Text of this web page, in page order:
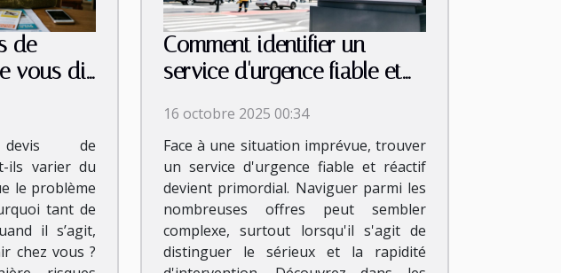
de
vous dit
de
ils varier du
le problème
tant de
il s’agit,
chez vous ?
Comment identifier un
service d'urgence fiable et
16 octobre 2025 00:34
Face à une situation imprévue, trouver
un service d'urgence fiable et réactif
devient primordial. Naviguer parmi les
nombreuses offres peut sembler
complexe, surtout lorsqu'il s'agit de
distinguer le sérieux et la rapidité